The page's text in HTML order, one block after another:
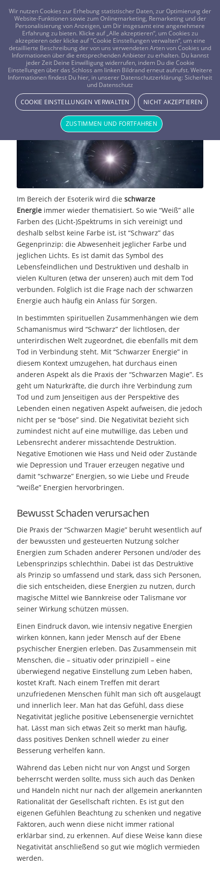
FRAGEN? KOSTENLOS ANRUFEN: 0800-8478266
Schwarze Energie
Im Bereich der Esoterik wird die schwarze
Energieimmer wieder thematisiert. So wie “Weiß” alle
Farben des (Licht-)Spektrums in sich vereinigt und
deshalb selbst keine Farbe ist, ist “Schwarz” das
Gegenprinzip: die Abwesenheit jeglicher Farbe und
jeglichen Lichts. Es ist damit das Symbol des
Lebensfeindlichen und Destruktiven und deshalb in
vielen Kulturen (etwa der unseren) auch mit dem Tod
verbunden. Folglich ist die Frage nach der schwarzen
Energie auch häufig ein Anlass für Sorgen.
In bestimmten spirituellen Zusammenhängen wie dem
Schamanismus wird “Schwarz” der lichtlosen, der
unterirdischen Welt zugeordnet, die ebenfalls mit dem
Tod in Verbindung steht. Mit “Schwarzer Energie” in
diesem Kontext umzugehen, hat durchaus einen
anderen Aspekt als die Praxis der “Schwarzen Magie”. Es
geht um Naturkräfte, die durch ihre Verbindung zum
Tod und zum Jenseitigen aus der Perspektive des
Lebenden einen negativen Aspekt aufweisen, die jedoch
nicht per se “böse” sind. Die Negativität bezieht sich
zumindest nicht auf eine mutwillige, das Leben und
Lebensrecht anderer missachtende Destruktion.
Negative Emotionen wie Hass und Neid oder Zustände
wie Depression und Trauer erzeugen negative und
damit “schwarze” Energien, so wie Liebe und Freude
“weiße” Energien hervorbringen.
Bewusst Schaden verursachen
Die Praxis der “Schwarzen Magie” beruht wesentlich auf
der bewussten und gesteuerten Nutzung solcher
Energien zum Schaden anderer Personen und/oder des
Lebensprinzips schlechthin. Dabei ist das Destruktive
als Prinzip so umfassend und stark, dass sich Personen,
die sich entscheiden, diese Energien zu nutzen, durch
magische Mittel wie Bannkreise oder Talismane vor
seiner Wirkung schützen müssen.
Einen Eindruck davon, wie intensiv negative Energien
wirken können, kann jeder Mensch auf der Ebene
psychischer Energien erleben. Das Zusammensein mit
Menschen, die – situativ oder prinzipiell – eine
überwiegend negative Einstellung zum Leben haben,
kostet Kraft. Nach einem Treffen mit derart
unzufriedenen Menschen fühlt man sich oft ausgelaugt
und innerlich leer. Man hat das Gefühl, dass diese
Negativität jegliche positive Lebensenergie vernichtet
hat. Lässt man sich etwas Zeit so merkt man häufig,
dass positives Denken schnell wieder zu einer
Besserung verhelfen kann.
Während das Leben nicht nur von Angst und Sorgen
beherrscht werden sollte, muss sich auch das Denken
und Handeln nicht nur nach der allgemein anerkannten
Rationalität der Gesellschaft richten. Es ist gut den
eigenen Gefühlen Beachtung zu schenken und negative
Faktoren, auch wenn diese nicht immer rational
erklärbar sind, zu erkennen. Auf diese Weise kann diese
Negativität anschließend so gut wie möglich vermieden
werden.
Wir nutzen Cookies zur Erhebung statistischer Daten, zur Optimierung der
Website-Funktionen sowie zum Onlinemarketing, Remarketing und der
Personalisierung von Anzeigen, um Dir insgesamt eine angenehmere
Erfahrung zu bieten. Klicke auf „Alle akzeptieren“, um Cookies zu
akzeptieren oder klicke auf "Cookie Einstellungen verwalten“, um eine
detaillierte Beschreibung der von uns verwendeten Arten von Cookies und
Informationen über die entsprechenden Anbieter zu erhalten. Du kannst
jeder Zeit Deine Einwilligung widerrufen, indem Du die Cookie
Einstellungen über das Schloss am linken Bildrand erneut aufrufst. Weitere
Informationen findest Du hier, in unserer Datenschutzerklärung: Sicherheit
und Datenschutz
COOKIE EINSTELLUNGEN VERWALTEN NICHT AKZEPTIEREN
ZUSTIMMEN UND FORTFAHREN